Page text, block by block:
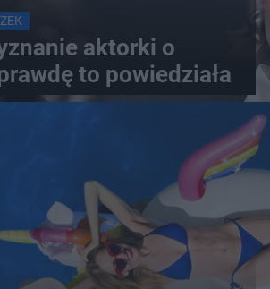
aktorki o
to powiedziała